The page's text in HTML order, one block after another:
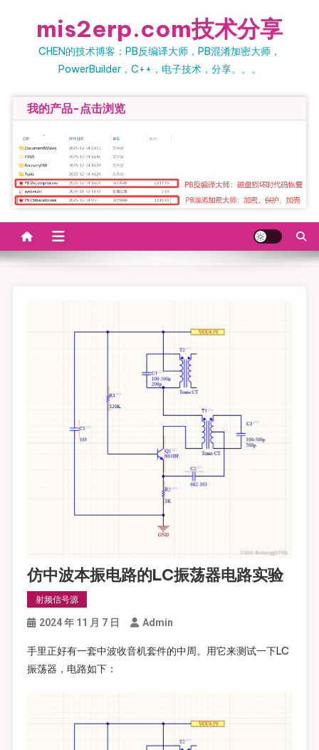
mis2erp.com技术分享
CHEN的技术博客：PB反编译大师，PB混淆加密大师，
PowerBuilder，C++，电子技术，分享。。。
我的产品-点击浏览
仿中波本振电路的LC振荡器电路实验
射频信号源
2024 年 11 月 7 日 Admin
手里正好有一套中波收音机套件的中周。用它来测试一下LC
振荡器，电路如下：